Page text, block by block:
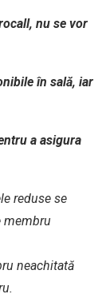
nu se vor
în sală, iar
a asigura
reduse se
membru
neachitată